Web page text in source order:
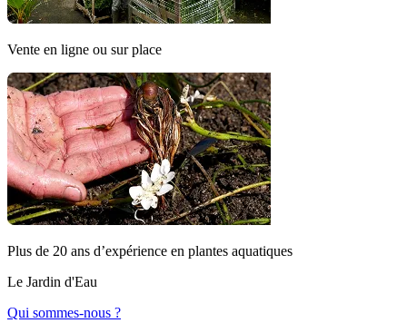
Vente en ligne ou sur place
Plus de 20 ans d’expérience en plantes aquatiques
Le Jardin d'Eau
Qui sommes-nous ?